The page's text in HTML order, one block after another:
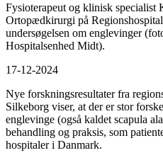
Fysioterapeut og klinisk specialist
Ortopædkirurgi på
undersøgelsen om englevinger
Hospitalsenhed Midt).
17-12-2024
Nye forskningsresultater fra
Silkeborg viser, at der er stor
englevinge (også kaldet scapula
behandling og praksis, som
hospitaler i Danmark.